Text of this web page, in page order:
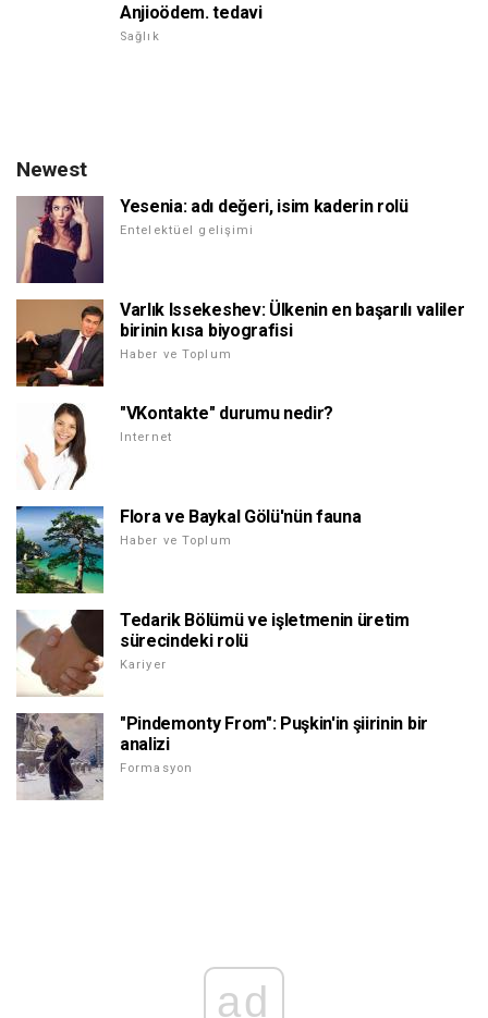
Anjioödem. tedavi
Sağlık
Newest
Yesenia: adı değeri, isim kaderin rolü
Entelektüel gelişimi
Varlık Issekeshev: Ülkenin en başarılı valiler
birinin kısa biyografisi
Haber ve Toplum
"VKontakte" durumu nedir?
Internet
Flora ve Baykal Gölü'nün fauna
Haber ve Toplum
Tedarik Bölümü ve işletmenin üretim
sürecindeki rolü
Kariyer
"Pindemonty From": Puşkin'in şiirinin bir
analizi
Formasyon
ad